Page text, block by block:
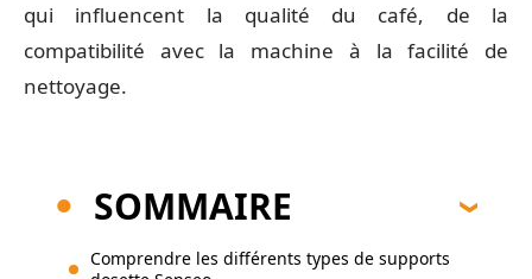
qui influencent la qualité du café, de la
compatibilité avec la machine à la facilité de
nettoyage.
SOMMAIRE
Comprendre les différents types de supports